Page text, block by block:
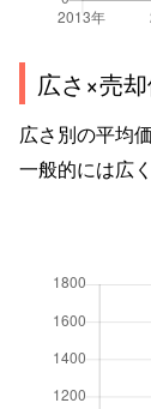
広さ×売
広さ別の平均
一般的には広